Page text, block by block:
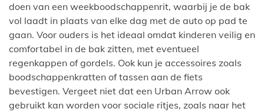
doen van een weekboodschappenrit, waarbij je de bak
vol laadt in plaats van elke dag met de auto op pad te
gaan. Voor ouders is het ideaal omdat kinderen veilig en
comfortabel in de bak zitten, met eventueel
regenkappen of gordels. Ook kun je accessoires zoals
boodschappenkratten of tassen aan de fiets
bevestigen. Vergeet niet dat een Urban Arrow ook
gebruikt kan worden voor sociale ritjes, zoals naar het